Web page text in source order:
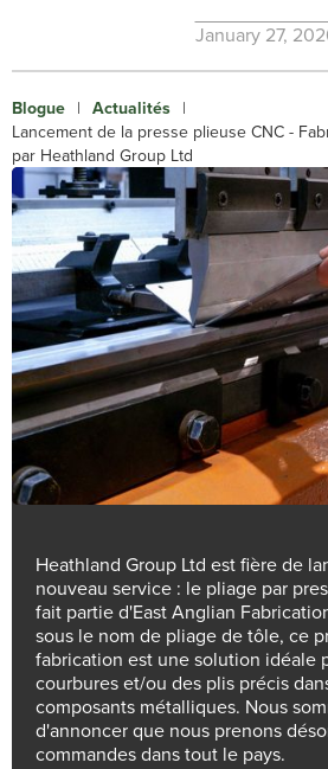
January 27,
Blogue | Actualités |
Lancement de la presse plieuse CNC -
par Heathland Group Ltd
Heathland Group Ltd est fière de
nouveau service : le pliage par
fait partie d'East Anglian
sous le nom de pliage de tôle, ce
fabrication est une solution idéale
courbures et/ou des plis précis
composants métalliques. Nous
d'annoncer que nous prenons
commandes dans tout le pays.